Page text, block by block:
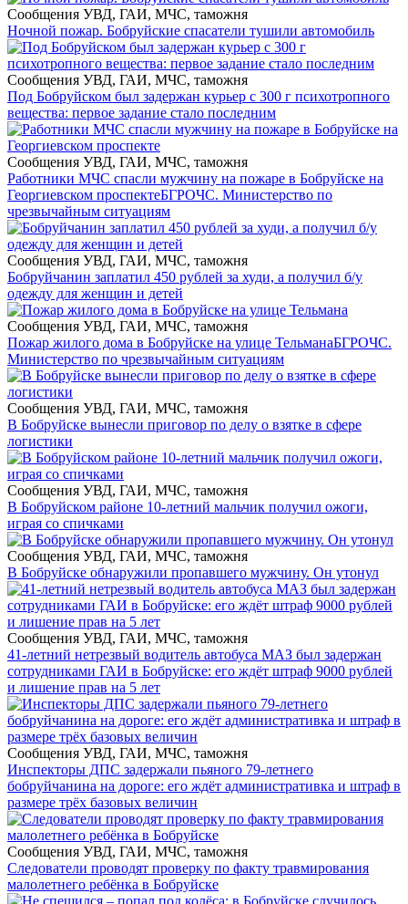
Сообщения УВД, ГАИ, МЧС, таможня
Ночной пожар. Бобруйские спасатели тушили автомобиль
Сообщения УВД, ГАИ, МЧС, таможня
Под Бобруйском был задержан курьер с 300 г психотропного
вещества: первое задание стало последним
Сообщения УВД, ГАИ, МЧС, таможня
Работники МЧС спасли мужчину на пожаре в Бобруйске на
Георгиевском проспектеБГРОЧС. Министерство по
чрезвычайным ситуациям
Сообщения УВД, ГАИ, МЧС, таможня
Бобруйчанин заплатил 450 рублей за худи, а получил б/у
одежду для женщин и детей
Сообщения УВД, ГАИ, МЧС, таможня
Пожар жилого дома в Бобруйске на улице ТельманаБГРОЧС.
Министерство по чрезвычайным ситуациям
Сообщения УВД, ГАИ, МЧС, таможня
В Бобруйске вынесли приговор по делу о взятке в сфере
логистики
Сообщения УВД, ГАИ, МЧС, таможня
В Бобруйском районе 10-летний мальчик получил ожоги,
играя со спичками
Сообщения УВД, ГАИ, МЧС, таможня
В Бобруйске обнаружили пропавшего мужчину. Он утонул
Сообщения УВД, ГАИ, МЧС, таможня
41-летний нетрезвый водитель автобуса МАЗ был задержан
сотрудниками ГАИ в Бобруйске: его ждёт штраф 9000 рублей
и лишение прав на 5 лет
Сообщения УВД, ГАИ, МЧС, таможня
Инспекторы ДПС задержали пьяного 79-летнего
бобруйчанина на дороге: его ждёт административка и штраф в
размере трёх базовых величин
Сообщения УВД, ГАИ, МЧС, таможня
Следователи проводят проверку по факту травмирования
малолетнего ребёнка в Бобруйске